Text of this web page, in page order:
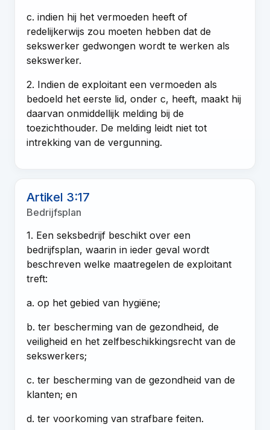
c. indien hij het vermoeden heeft of
redelijkerwijs zou moeten hebben dat de
sekswerker gedwongen wordt te werken als
sekswerker.
2. Indien de exploitant een vermoeden als
bedoeld het eerste lid, onder c, heeft, maakt hij
daarvan onmiddellijk melding bij de
toezichthouder. De melding leidt niet tot
intrekking van de vergunning.
Artikel 3:17
Bedrijfsplan
1. Een seksbedrijf beschikt over een
bedrijfsplan, waarin in ieder geval wordt
beschreven welke maatregelen de exploitant
treft:
a. op het gebied van hygiëne;
b. ter bescherming van de gezondheid, de
veiligheid en het zelfbeschikkingsrecht van de
sekswerkers;
c. ter bescherming van de gezondheid van de
klanten; en
d. ter voorkoming van strafbare feiten.